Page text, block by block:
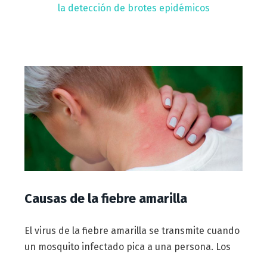
la detección de brotes epidémicos
Causas de la fiebre amarilla
El virus de la fiebre amarilla se transmite cuando
un mosquito infectado pica a una persona. Los